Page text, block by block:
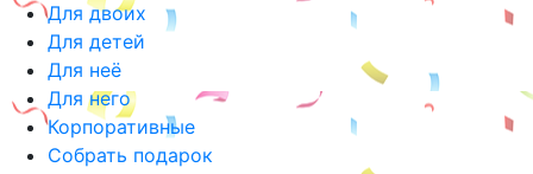
Для двоих
Для детей
Для неё
Для него
Корпоративные
Собрать подарок